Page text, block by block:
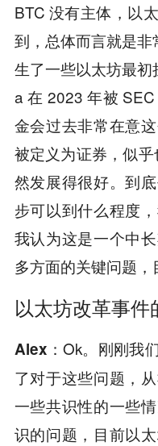
BTC 没有主体，以
到，总体而言就是
生了一些以太坊最
a 在 2023 年被
金会过去非常在意
被定义为证券，似
然发展得很好。到
步可以到什么程度
我认为这是一个中
多方面的关键问题，
以太坊改革事件
Alex：Ok。刚刚我
了对于这些问题，
一些共识性的一些
识的问题，目前以